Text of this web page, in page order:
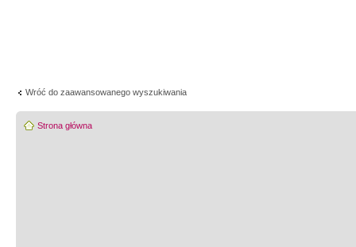
Wróć do zaawansowanego wyszukiwania
Strona główna